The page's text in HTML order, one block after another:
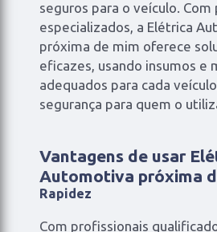
seguros para o veículo. Com
especializados, a Elétrica
próxima de mim oferece
eficazes, usando insumos e
adequados para cada
segurança para quem o
Vantagens de usar
Automotiva próxima
Rapidez
Com profissionais